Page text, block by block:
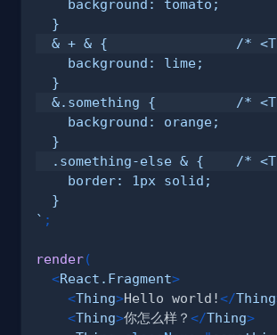
` ;
render(
<React.Fragment>
<Thing>Hello world!</Thing
<Thing>你怎么样？ </Thing>